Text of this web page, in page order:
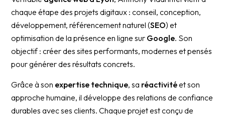
chaque étape des projets digitaux : conseil, conception,
développement, référencement naturel (SEO) et
optimisation de la présence en ligne sur Google. Son
objectif : créer des sites performants, modernes et pensés
pour générer des résultats concrets.
Grâce à son expertise technique, sa réactivitéet son
approche humaine, il développe des relations de confiance
durables avec ses clients. Chaque projet est conçu de